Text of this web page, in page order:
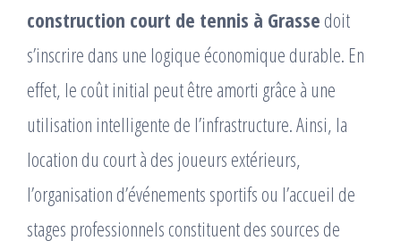
construction court de tennis à Grasse doit
s’inscrire dans une logique économique durable. En
effet, le coût initial peut être amorti grâce à une
utilisation intelligente de l’infrastructure. Ainsi, la
location du court à des joueurs extérieurs,
l’organisation d’événements sportifs ou l’accueil de
stages professionnels constituent des sources de